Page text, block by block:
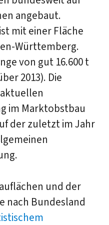
angebaut.
mit einer Fläche
Württemberg.
von gut 16.600 t
2013). Die
im Marktobstbau
der zuletzt im Jahr
und der
nach Bundesland